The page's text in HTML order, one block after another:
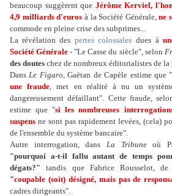
beaucoup suggèrent que Jérôme Kerviel,
4,9 milliards d'euros à la Société Générale,ne
commode en pleine crise des subprimes...
La révélation des pertes colossales dues à
Société Générale - "Le Casse du siècle", selon
des doutes chez de nombreux éditorialistes de la
DansLe Figaro, Gaëtan de Capèle estime que
une fraude, met en réalité à nu un
dangereusement défaillant". Cette fraude,
estime que "si les nombreuses
suspens ne sont pas rapidement levées, (cela)
de l'ensemble du système bancaire".
Autre interrogation, dans La Tribuneoù
"pourquoi a-t-il fallu autant de temps
dégats?" tandis que Fabrice Rousselot, de
"coupable (soit) désigné, mais pas de
cadres dirigeants".